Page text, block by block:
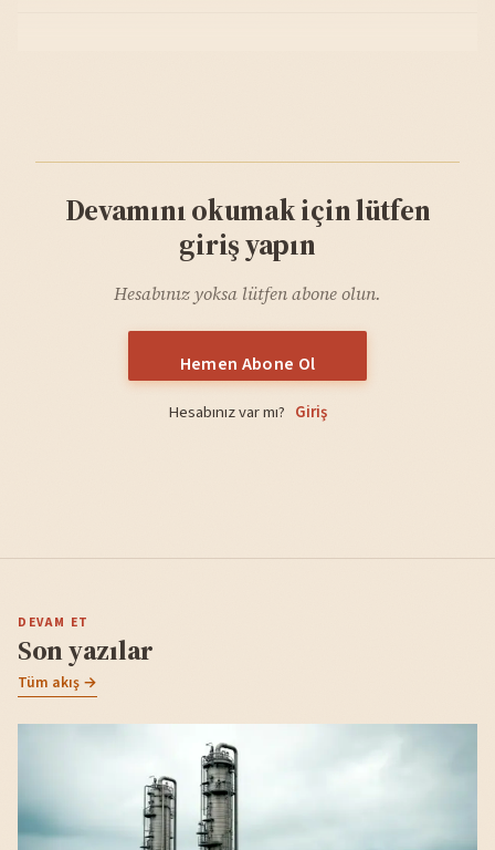
Devamını okumak için lütfen
giriş yapın
Hesabınız yoksa lütfen abone olun.
Hemen Abone Ol
Hesabınız var mı? Giriş
DEVAM ET
Son yazılar
Tüm akış →